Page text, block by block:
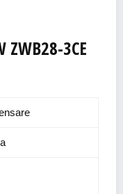
ZWB28-3CE